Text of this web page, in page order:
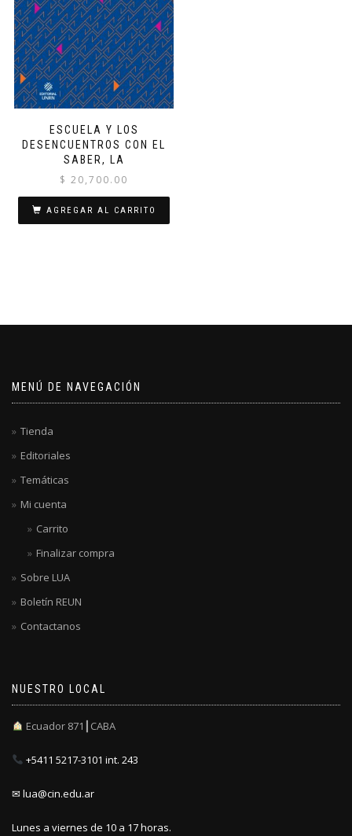
ESCUELA Y LOS
DESENCUENTROS CON EL
SABER, LA
$ 20,700.00
AGREGAR AL CARRITO
MENÚ DE NAVEGACIÓN
Tienda
Editoriales
Temáticas
Mi cuenta
Carrito
Finalizar compra
Sobre LUA
Boletín REUN
Contactanos
NUESTRO LOCAL
Ecuador 871┃CABA
+5411 5217-3101 int. 243
✉ lua@cin.edu.ar
Lunes a viernes de 10 a 17 horas.